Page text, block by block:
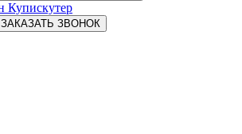
ЗАКАЗАТЬ ЗВОНОК